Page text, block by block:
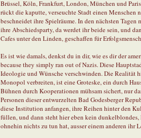
Brüssel, Köln, Frankfurt, London, München und
rückt die kaputte, verseuchte Stadt einen Menschen
beschneidet ihre Spielräume. In den nächsten
ihre Abschiedsparty, da werdet ihr beide sein, und
Cafes unter den Linden, geschaffen für
Es ist wie damals, denkst du in dir, wie es dir der
because they simply ran out of Nazis. Diese
Ideologie und Wünsche verschwinden. Die Realität
Monopol verbreiten, ist eine Groteske, ein durch
Bühnen durch Kooperationen mühsam sichert, nur
Personen dieser entwurzelten Bad Godesberger
diese Institution anfangen, ihre Reihen hinter den
füllen, und dann steht hier eben kein dunkelblondes,
ohnehin nichts zu tun hat, ausser einem anderen ihr